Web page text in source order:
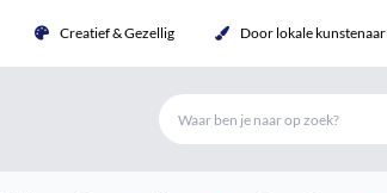
Creatief & Gezellig Door lokale kunstenaar